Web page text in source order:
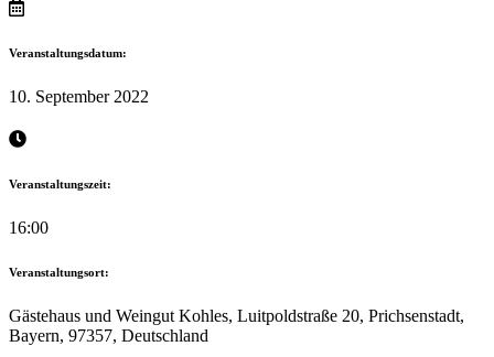
Veranstaltungsdatum:
10. September 2022
Veranstaltungszeit:
16:00
Veranstaltungsort:
Gästehaus und Weingut Kohles, Luitpoldstraße 20, Prichsenstadt,
Bayern, 97357, Deutschland